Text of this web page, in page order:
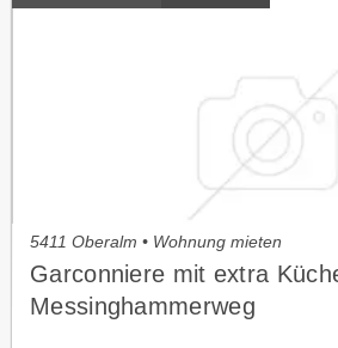
5411 Oberalm • Wohnung mieten
Garconniere mit extra
Messinghammerweg